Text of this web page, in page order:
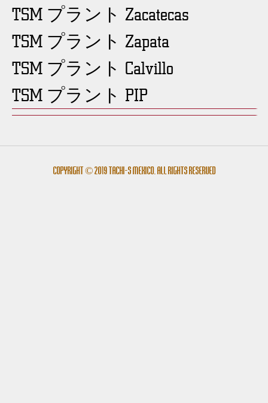
TSM プラント Zacatecas
TSM プラント Zapata
TSM プラント Calvillo
TSM プラント PIP
Copyright © 2019 Tachi-s México. All rights reserved